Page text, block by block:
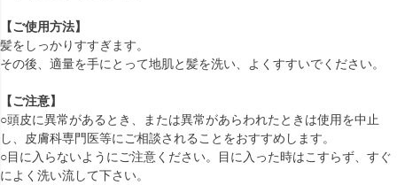
【ご使用方法】
髪をしっかりすすぎます。
その後、適量を手にとって地肌と髪を洗い、よくすすいでください。
【ご注意】
○頭皮に異常があるとき、または異常があらわれたときは使用を中止
し、皮膚科専門医等にご相談されることをおすすめします。
○目に入らないようにご注意ください。目に入った時はこすらず、すぐ
によく洗い流して下さい。